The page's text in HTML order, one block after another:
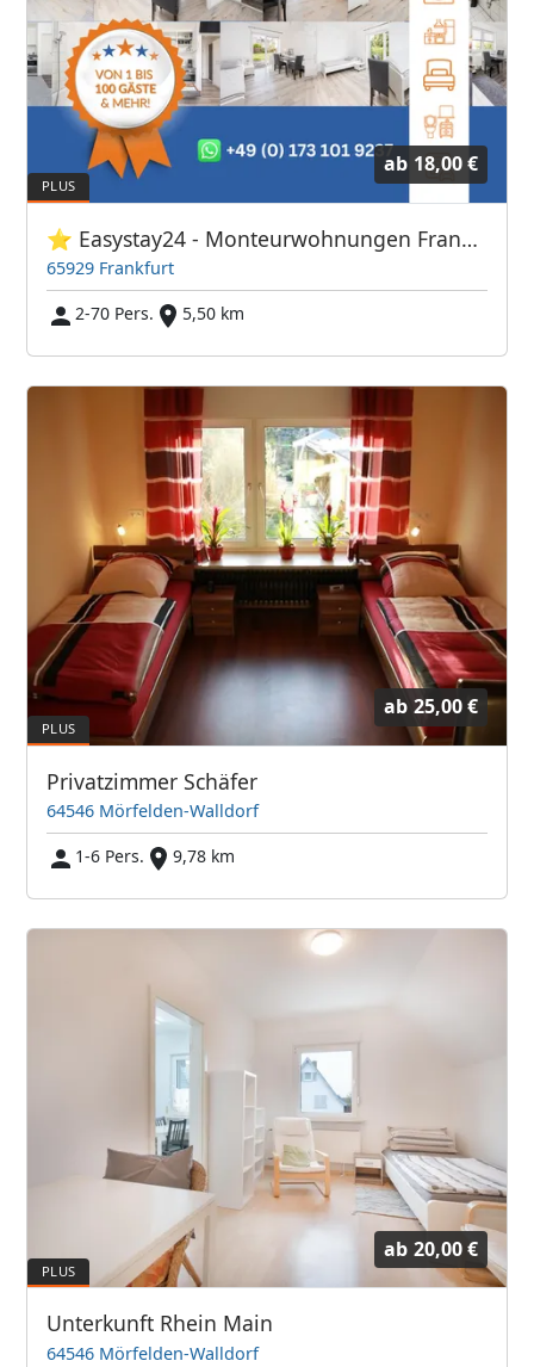
ab 18,00 €
⭐ Easystay24 - Monteurwohnungen Frankfurt Flughafen
65929 Frankfurt
2-70 Pers.
5,50 km
ab 25,00 €
Privatzimmer Schäfer
64546 Mörfelden-Walldorf
1-6 Pers.
9,78 km
ab 20,00 €
Unterkunft Rhein Main
64546 Mörfelden-Walldorf